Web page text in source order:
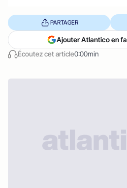
Écoutez cet article0:00min
PARTAGER
Ajouter Atlantico en